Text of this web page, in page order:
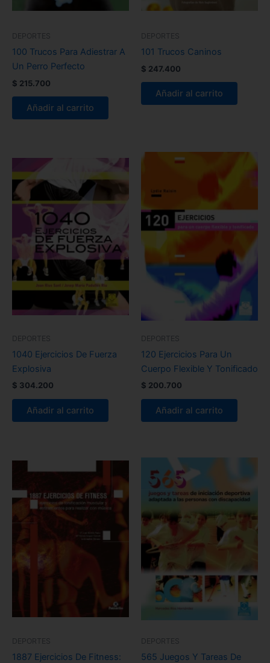
DEPORTES
100 Trucos Para Adiestrar A
Un Perro Perfecto
$ 215.700
Añadir al carrito
DEPORTES
101 Trucos Caninos
$ 247.400
Añadir al carrito
DEPORTES
1040 Ejercicios De Fuerza
Explosiva
$ 304.200
Añadir al carrito
DEPORTES
120 Ejercicios Para Un
Cuerpo Flexible Y Tonificado
$ 200.700
Añadir al carrito
DEPORTES
1887 Ejercicios De Fitness:
DEPORTES
565 Juegos Y Tareas De